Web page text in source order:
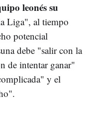
leonés su
Liga", al tiempo
potencial
debe "salir con la
de intentar ganar"
y el